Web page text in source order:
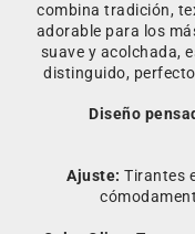
combina tradición,
adorable para los
suave y acolchada,
distinguido,
Diseño
Ajuste: Tirantes